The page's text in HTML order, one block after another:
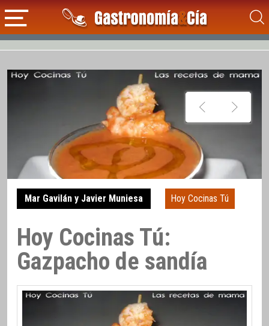
Mar Gavilán y Javier Muniesa Hoy Cocinas Tú
Hoy Cocinas Tú:
Gazpacho de sandía